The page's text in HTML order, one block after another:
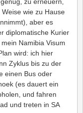
wie zu Hause
aber es
diplomatische Kurier
Namibia Visum
wird: ich hier
Zyklus bis zu der
einen Bus oder
(es dauert ein
und fahren
und treten in SA